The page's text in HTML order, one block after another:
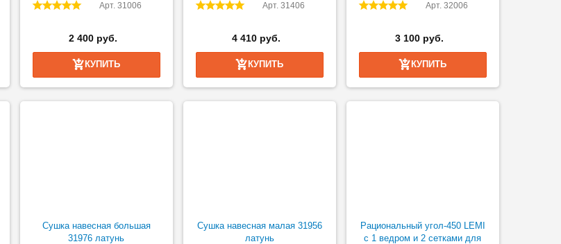
Арт. 31006
2 400 руб.
КУПИТЬ
Арт. 31406
4 410 руб.
КУПИТЬ
Арт. 32006
3 100 руб.
КУПИТЬ
Сушка навесная большая
31976 латунь
Сушка навесная малая 31956
латунь
Рациональный угол-450 LEMI
с 1 ведром и 2 сетками для